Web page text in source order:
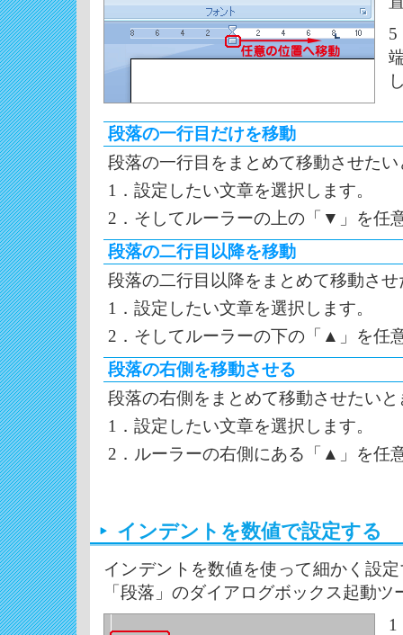
5
段落の一行目だけを移動
段落の一行目をまとめて移動させた
1．設定したい文章を選択します。
2．そしてルーラーの上の「▼」を任
段落の二行目以降を移動
段落の二行目以降をまとめて移動さ
1．設定したい文章を選択します。
2．そしてルーラーの下の「▲」を任
段落の右側を移動させる
段落の右側をまとめて移動させたい
1．設定したい文章を選択します。
2．ルーラーの右側にある「▲」を任
インデントを数値で設定する
インデントを数値を使って細かく設
「段落」のダイアログボックス起動
1